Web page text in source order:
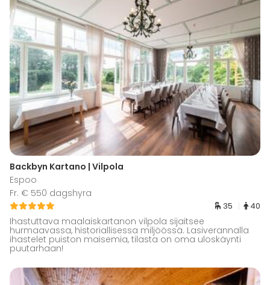
Backbyn Kartano | Vilpola
Espoo
Fr. € 550 dagshyra
35 40
Ihastuttava maalaiskartanon vilpola sijaitsee
hurmaavassa, historiallisessa miljöössä. Lasiverannalla
ihastelet puiston maisemia, tilasta on oma uloskäynti
puutarhaan!